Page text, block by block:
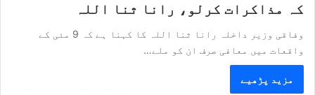
کہ مذاکرات کرلو، رانا ثنا اللہ
وفاقی وزیر داخلہ رانا ثنا اللہ کا کہنا ہے کہ 9 مئی کے
واقعات میں معافی صرف ان کو ملے…
مزید پڑھیے